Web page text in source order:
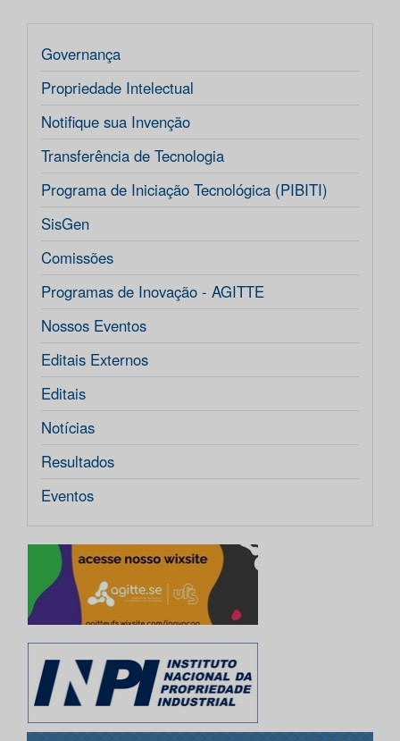
Governança
Propriedade Intelectual
Notifique sua Invenção
Transferência de Tecnologia
Programa de Iniciação Tecnológica (PIBITI)
SisGen
Comissões
Programas de Inovação - AGITTE
Nossos Eventos
Editais Externos
Editais
Notícias
Resultados
Eventos